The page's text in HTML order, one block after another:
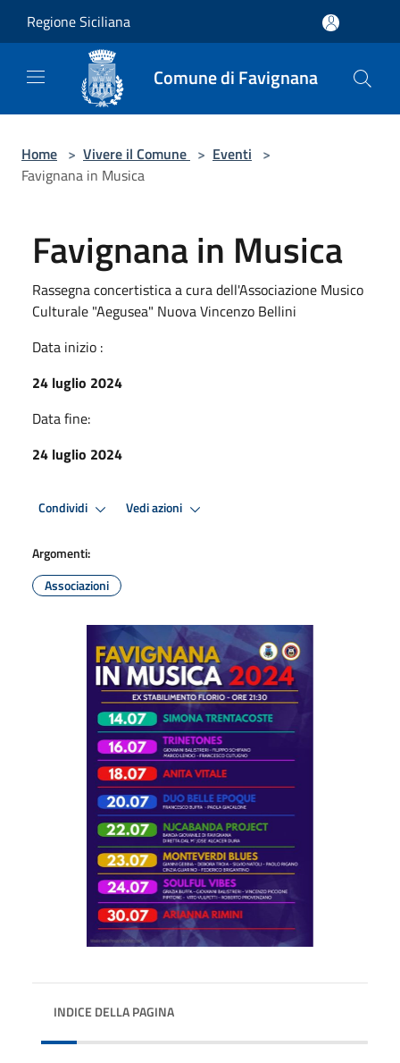
Regione Siciliana
Comune di Favignana
Home > Vivere il Comune > Eventi >
Favignana in Musica
Favignana in Musica
Rassegna concertistica a cura dell'Associazione Musico
Culturale "Aegusea" Nuova Vincenzo Bellini
Data inizio :
24 luglio 2024
Data fine:
24 luglio 2024
Condividi Vedi azioni
Argomenti:
Associazioni
INDICE DELLA PAGINA